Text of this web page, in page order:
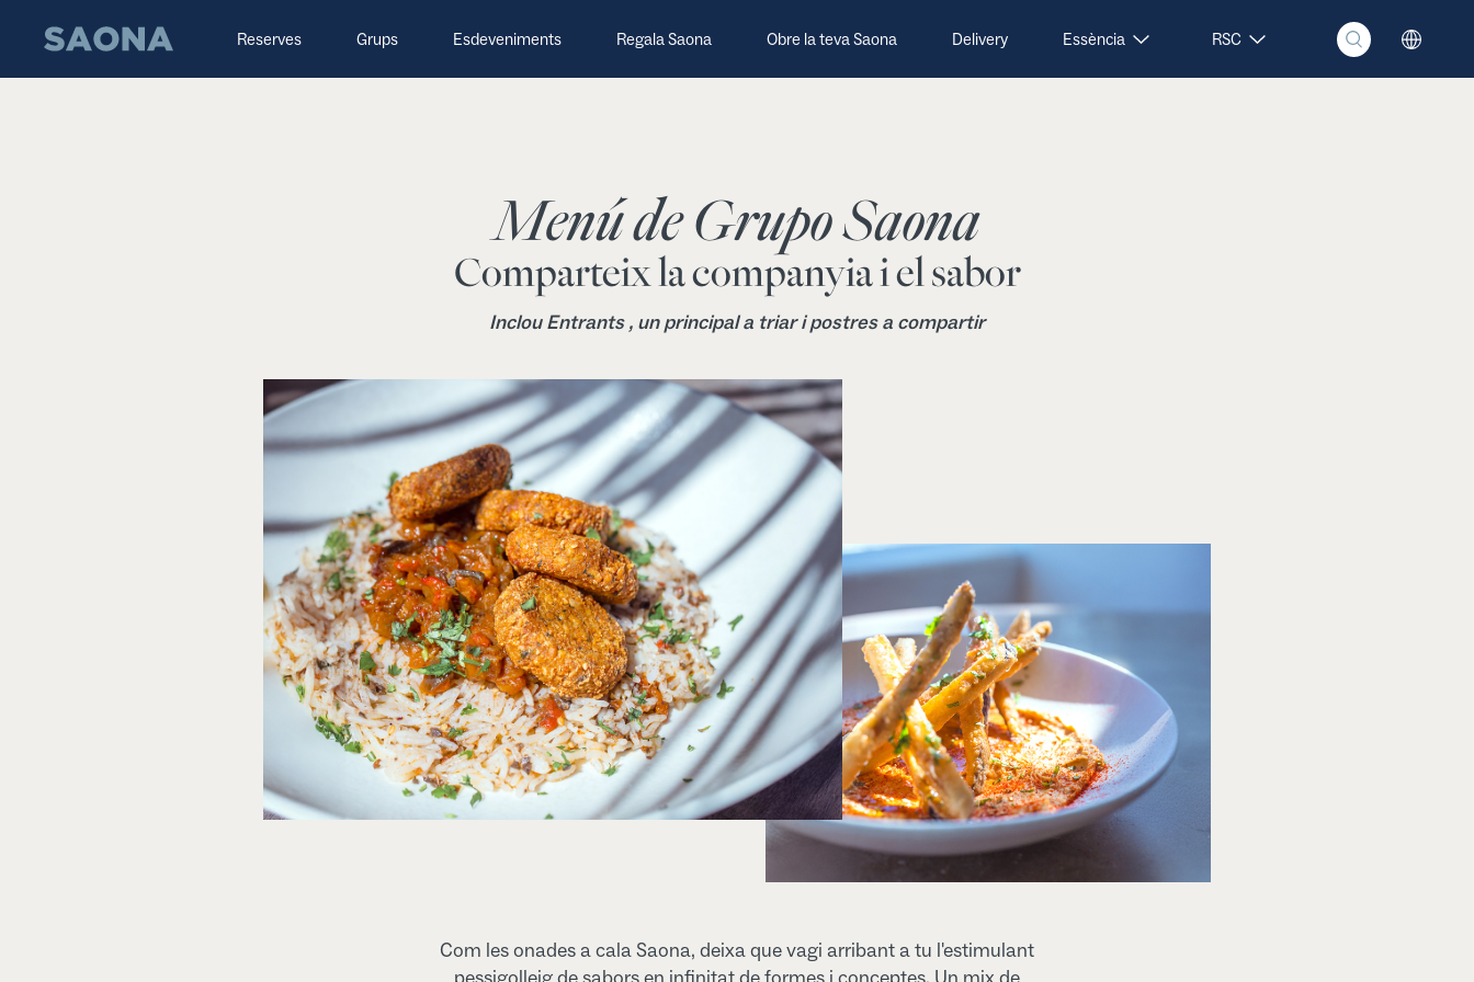
Grupo Saona Reserves Grups Esdeveniments Regala Saona Obre la teva Saona Delivery Essència RSC
Menú de Grupo Saona
Comparteix la companyia i el sabor
Inclou Entrants , un principal a triar i postres a compartir
Com les onades a cala Saona, deixa que vagi arribant a tu l'estimulant